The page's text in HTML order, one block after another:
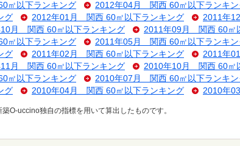
㎡以下ランキング 2012年04月 関西 60㎡以下ランキン
グ 2012年01月 関西 60㎡以下ランキング
2011年
月 関西 60㎡以下ランキング 2011年09月 関西 60㎡
㎡以下ランキング 2011年05月 関西 60㎡以下ランキン
グ 2011年02月 関西 60㎡以下ランキング
2011年
月 関西 60㎡以下ランキング 2010年10月 関西 60㎡
㎡以下ランキング 2010年07月 関西 60㎡以下ランキン
グ 2010年04月 関西 60㎡以下ランキング 2010年
O-uccino独自の指標を用いて算出したものです。